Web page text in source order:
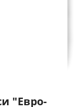
"Евро-